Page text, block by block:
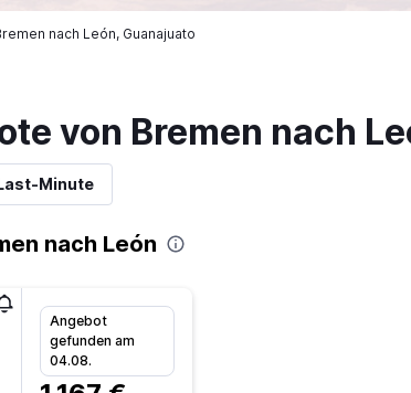
nach León, Guanajuato
von Bremen nach
Minute
nach León
Angebot
gefunden am
04.08.